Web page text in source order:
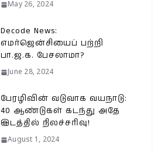
May 26, 2024
Decode News:
எமர்ஜென்சியைப் பற்றி
பா.ஜ.க. பேசலாமா?
June 28, 2024
பேரழிவின் வடுவாக வயநாடு:
40 ஆண்டுகள் கடந்து அதே
இடத்தில் நிலச்சரிவு!
August 1, 2024